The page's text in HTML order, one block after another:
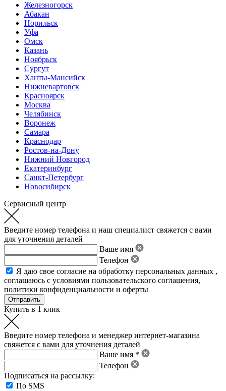
Железногорск
Абакан
Норильск
Уфа
Омск
Казань
Ноябрьск
Сургут
Ханты-Мансийск
Нижневартовск
Красноярск
Москва
Челябинск
Воронеж
Самара
Краснодар
Ростов-на-Дону
Нижний Новгород
Екатеринбург
Санкт-Петербург
Новосибирск
Сервисный центр
Введите номер телефона и наш специалист свяжется с вами
для уточнения деталей
Ваше имя
Телефон
Я даю свое согласие на обработку персональных данных ,
соглашаюсь с условиями пользовательского соглашения,
политики конфиденциальности и оферты
Купить в 1 клик
Введите номер телефона и менеджер интернет-магазина
свяжется с вами для уточнения деталей
Ваше имя *
Телефон
Подписаться на рассылку:
По SMS